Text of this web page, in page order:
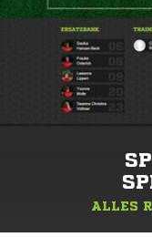
ALLES